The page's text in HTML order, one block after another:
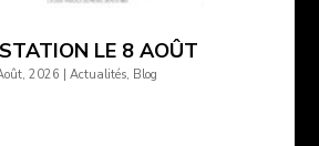
LE 8 AOÛT
2026 Actualités, Blog